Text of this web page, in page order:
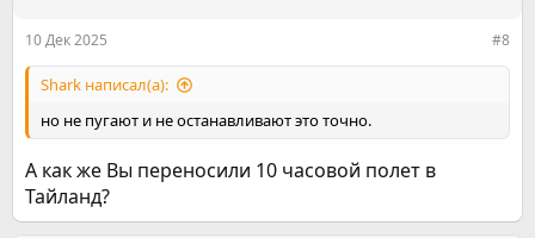
10 Дек 2025 #8
Shark написал(а):
но не пугают и не останавливают это точно.
А как же Вы переносили 10 часовой полет в
Тайланд?